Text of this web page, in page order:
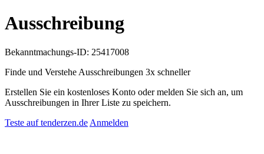
Ausschreibung
Bekanntmachungs-ID: 25417008
Finde und Verstehe Ausschreibungen 3x schneller
Erstellen Sie ein kostenloses Konto oder melden Sie sich an, um
Ausschreibungen in Ihrer Liste zu speichern.
Teste auf tenderzen.de Anmelden